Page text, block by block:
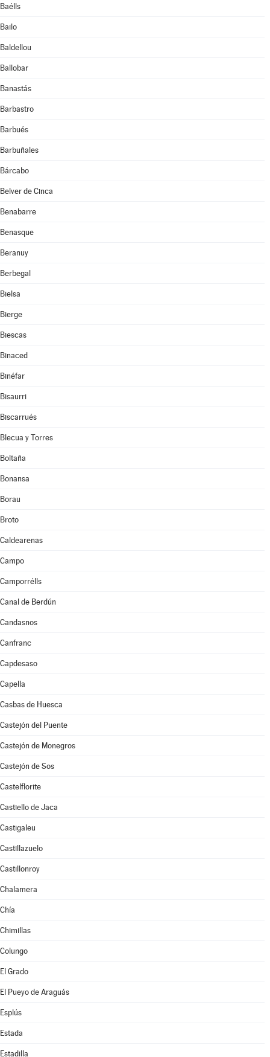
Baélls
Bailo
Baldellou
Ballobar
Banastás
Barbastro
Barbués
Barbuñales
Bárcabo
Belver de Cinca
Benabarre
Benasque
Beranuy
Berbegal
Bielsa
Bierge
Biescas
Binaced
Binéfar
Bisaurri
Biscarrués
Blecua y Torres
Boltaña
Bonansa
Borau
Broto
Caldearenas
Campo
Camporrélls
Canal de Berdún
Candasnos
Canfranc
Capdesaso
Capella
Casbas de Huesca
Castejón del Puente
Castejón de Monegros
Castejón de Sos
Castelflorite
Castiello de Jaca
Castigaleu
Castillazuelo
Castillonroy
Chalamera
Chía
Chimillas
Colungo
El Grado
El Pueyo de Araguás
Esplús
Estada
Estadilla